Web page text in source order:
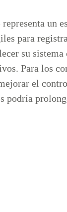
un
para
su
Para los
el
podría